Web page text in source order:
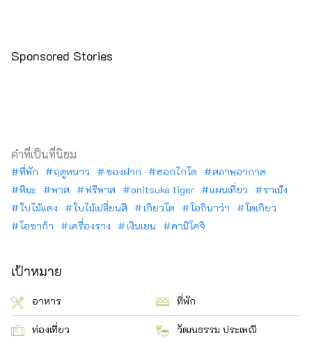
Sponsored Stories
คำที่เป็นที่นิยม
ที่พัก ฤดูหนาว ของฝาก ฮอกไกโด
สภาพอากาศ
หิมะ
พาส ฟรีพาส onitsuka tiger แผนเที่ยว
ราเม็ง
ใบไม้แดง
ใบไม้เปลี่ยนสี เกียวโต โอกินาว่า
โตเกียว
โอซาก้า
เครื่องราง เงินเยน คามิโคจิ
เป้าหมาย
อาหาร ที่พัก
ท่องเที่ยว วัฒนธรรม ประเพณี